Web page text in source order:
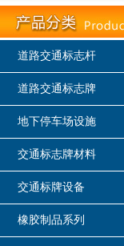
道路交通标志杆
道路交通标志牌
地下停车场设施
交通标志牌材料
交通标牌设备
橡胶制品系列